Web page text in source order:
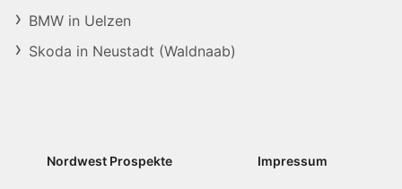
BMW in Uelzen
Skoda in Neustadt (Waldnaab)
Nordwest Prospekte Impressum